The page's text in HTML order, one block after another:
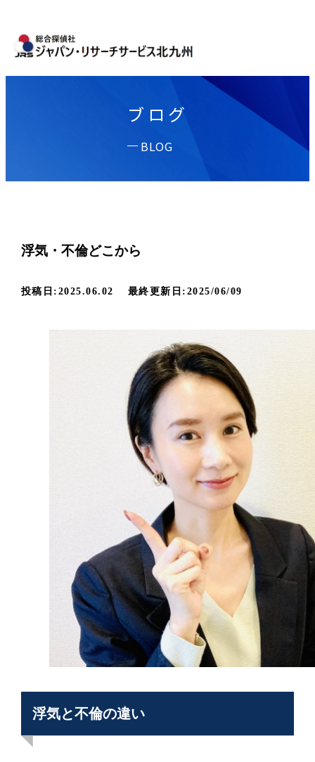
ブログ
BLOG
浮気・不倫どこから
投稿日:2025.06.02 最終更新日:2025/06/09
浮気と不倫の違い